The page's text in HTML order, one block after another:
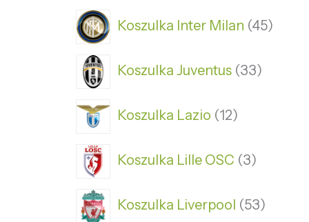
Koszulka Inter Milan 45
Koszulka Juventus 33
Koszulka Lazio 12
Koszulka Lille OSC 3
Koszulka Liverpool 53